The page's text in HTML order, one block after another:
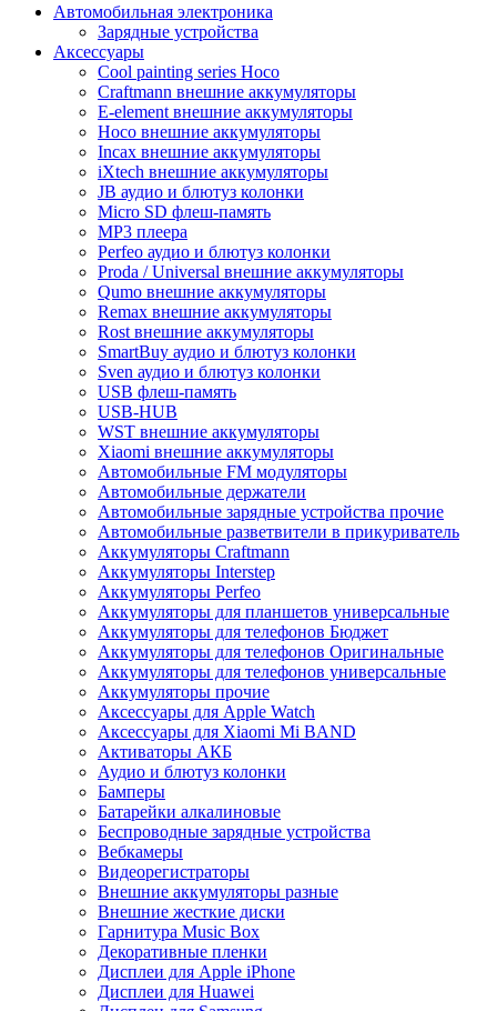
Автомобильная электроника
Зарядные устройства
Аксессуары
Cool painting series Hoco
Craftmann внешние аккумуляторы
E-element внешние аккумуляторы
Hoco внешние аккумуляторы
Incax внешние аккумуляторы
iXtech внешние аккумуляторы
JB аудио и блютуз колонки
Micro SD флеш-память
MP3 плеера
Perfeo аудио и блютуз колонки
Proda / Universal внешние аккумуляторы
Qumo внешние аккумуляторы
Remax внешние аккумуляторы
Rost внешние аккумуляторы
SmartBuy аудио и блютуз колонки
Sven аудио и блютуз колонки
USB флеш-память
USB-HUB
WST внешние аккумуляторы
Xiaomi внешние аккумуляторы
Автомобильные FM модуляторы
Автомобильные держатели
Автомобильные зарядные устройства прочие
Автомобильные разветвители в прикуриватель
Аккумуляторы Craftmann
Аккумуляторы Interstep
Аккумуляторы Perfeo
Аккумуляторы для планшетов универсальные
Аккумуляторы для телефонов Бюджет
Аккумуляторы для телефонов Оригинальные
Аккумуляторы для телефонов универсальные
Аккумуляторы прочие
Аксессуары для Apple Watch
Аксессуары для Xiaomi Mi BAND
Активаторы АКБ
Аудио и блютуз колонки
Бамперы
Батарейки алкалиновые
Беспроводные зарядные устройства
Вебкамеры
Видеорегистраторы
Внешние аккумуляторы разные
Внешние жесткие диски
Гарнитура Music Box
Декоративные пленки
Дисплеи для Apple iPhone
Дисплеи для Huawei